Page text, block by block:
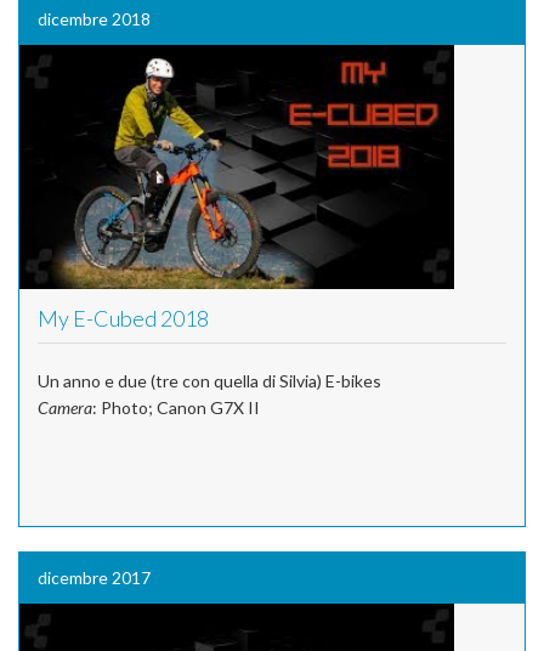
dicembre 2018
My E-Cubed 2018
Un anno e due (tre con quella di Silvia) E-bikes
Camera: Photo; Canon G7X II
dicembre 2017